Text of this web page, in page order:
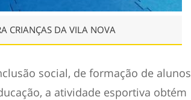
CRIANÇAS DA VILA NOVA
social, de formação de alunos
a atividade esportiva obtém